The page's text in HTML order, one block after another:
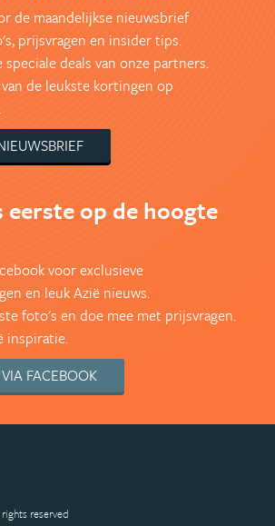
de maandelijkse nieuwsbrief
prijsvragen en insider tips.
deals van onze partners.
de leukste kortingen op
eerste op de hoogte
voor exclusieve
en leuk Azië nieuws.
foto's en doe mee met prijsvragen.
inspiratie.
FACEBOOK
rights reserved